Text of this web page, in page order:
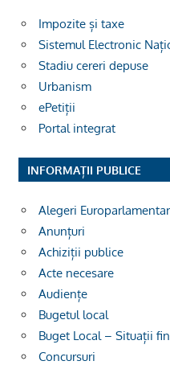
Impozite și taxe
Sistemul Electronic
Stadiu cereri depuse
Urbanism
ePetiții
Portal integrat
INFORMAȚII PUBLICE
Alegeri
Anunțuri
Achiziții publice
Acte necesare
Audiențe
Bugetul local
Buget Local – Situații
Concursuri